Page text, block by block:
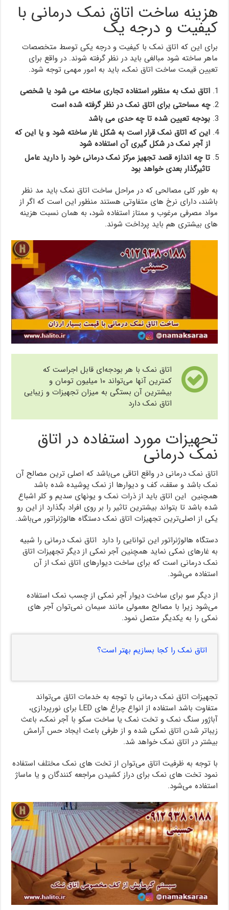
هزینه ساخت اتاق نمک درمانی با
کیفیت و درجه یک
برای این که اتاق نمک با کیفیت و درجه یکی توسط متخصصات
ماهر ساخته شود مبالغی باید در نظر گرفته شوند. در واقع برای
تعیین قیمت ساخت اتاق نمک، باید به امور مهمی توجه شود.
اتاق نمک به منظور استفاده تجاری ساخته می شود یا شخصی
چه مساحتی برای اتاق نمک در نظر گرفته شده است
بودجه تعیین شده تا چه حدی می باشد
این که اتاق نمک قرار است به شکل غار ساخته شود و یا این که
از آجر نمک در شکل گیری آن استفاده شود
تا چه اندازه قصد تجهیز مرکز نمک درمانی خود را دارید عامل
تاثیرگذار بعدی خواهد بود
به طور کلی مصالحی که در مراحل ساخت اتاق نمک باید مد نظر
باشند، دارای نرخ های متفاوتی هستند منظور این است که اگر از
مواد مصرفی مرغوب و ممتاز استفاده شود، به همان نسبت هزینه
های بیشتری هم باید پرداخت شوند.
اتاق نمک با هر بودجه‌ای قابل اجراست که
کمترین آنها می‌تواند ۱۰ میلیون تومان و
بیشترین آن بستگی به میزان تجهیزات و زیبایی
اتاق نمک دارد
تحهیزات مورد استفاده در اتاق
نمک درمانی
اتاق نمک درمانی در واقع اتاقی می‌باشد که اصلی ترین مصالح آن
نمک باشد و سقف، کف و دیوارها از نمک پوشیده شده باشد
همچنین این اتاق باید از ذرات نمک و یونهای سدیم و کلر اشباع
شده باشد تا بتواند بیشترین تاثیر را بر روی افراد بگذارد از این رو
یکی از اصلی‌ترین تجهیزات اتاق نمک دستگاه هالوژنراتور می‌باشد.
دستگاه هالوژنراتور این توانایی را دارد اتاق نمک درمانی را شبیه
به غارهای نمکی نماید همچنین آجر نمکی از دیگر تجهیزات اتاق
نمک درمانی است که برای ساخت دیوارهای اتاق نمک از آن
استفاده می‌شود.
از دیگر سو برای ساخت دیوار آجر نمکی از چسب نمک استفاده
می‌شود زیرا با مصالح معمولی مانند سیمان نمی‌توان آجر های
نمکی را به یکدیگر متصل نمود.
اتاق نمک را کجا بسازیم بهتر است؟
تجهیزات اتاق نمک درمانی با توجه به خدمات اتاق می‌تواند
متفاوت باشد استفاده از انواع چراغ های LED برای نورپردازی،
آباژور سنگ نمک و تخت نمک یا ساخت سکو با آجر نمک، باعث
زیباتر شدن اتاق نمکی شده و از طرفی باعث ایجاد حس آرامش
بیشتر در اتاق نمک خواهد شد.
با توجه به ظرفیت اتاق می‌توان از تخت های نمک مختلف استفاده
نمود تخت های نمک برای دراز کشیدن مراجعه کنندگان و یا ماساژ
استفاده می‌شود.